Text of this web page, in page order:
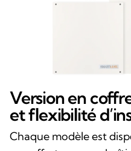
Version en
et flexibilité
Chaque modèle est